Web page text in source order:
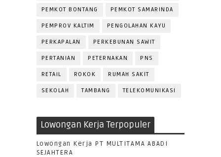
PEMKOT BONTANG PEMKOT SAMARINDA
PEMPROV KALTIM PENGOLAHAN KAYU
PERKAPALAN PERKEBUNAN SAWIT
PERTANIAN PETERNAKAN PNS
RETAIL ROKOK RUMAH SAKIT
SEKOLAH TAMBANG TELEKOMUNIKASI
Lowongan Kerja Terpopuler
Lowongan Kerja PT MULTITAMA ABADI
SEJAHTERA